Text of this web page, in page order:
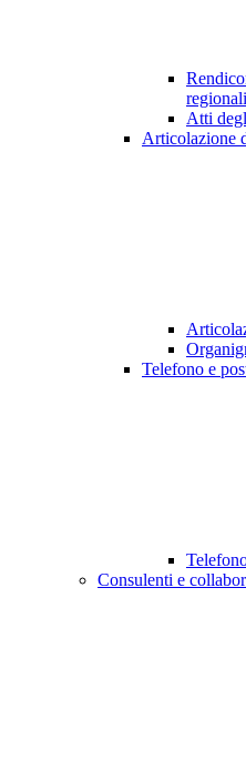
Atti
Articolazione
Telefono e
Consulenti e